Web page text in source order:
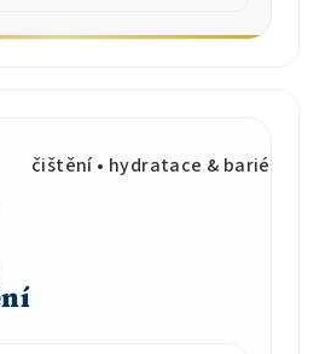
čištění • hydratace & bariéra •